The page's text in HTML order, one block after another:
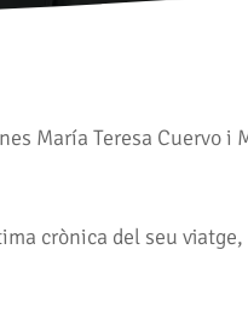
María Teresa Cuervo i
crònica del seu